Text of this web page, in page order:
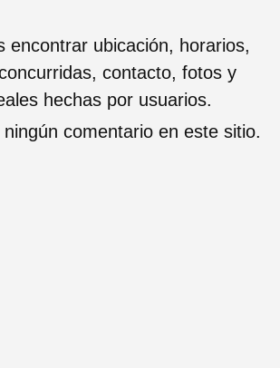
encontrar ubicación, horarios,
contacto, fotos y
hechas por usuarios.
comentario en este sitio.